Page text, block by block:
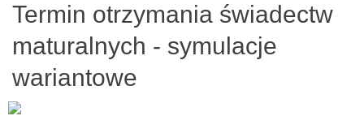
Termin otrzymania świadectw
maturalnych - symulacje
wariantowe